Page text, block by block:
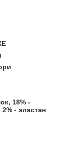
18% -
- эластан